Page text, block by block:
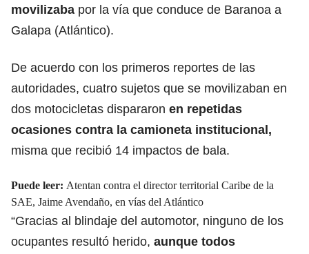
movilizaba por la vía que conduce de Baranoa a
Galapa (Atlántico).
De acuerdo con los primeros reportes de las
autoridades, cuatro sujetos que se movilizaban en
dos motocicletas dispararon en repetidas
ocasiones contra la camioneta institucional,
misma que recibió 14 impactos de bala.
Puede leer: Atentan contra el director territorial Caribe de la
SAE, Jaime Avendaño, en vías del Atlántico
“Gracias al blindaje del automotor, ninguno de los
ocupantes resultó herido, aunque todos